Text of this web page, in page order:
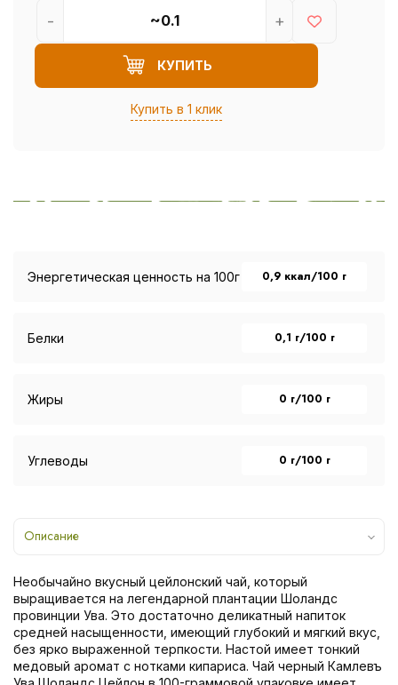
КУПИТЬ
Купить в 1 клик
- +
Энергетическая ценность на 100г 0,9 ккал/100 г
Белки 0,1 г/100 г
Жиры 0 г/100 г
Углеводы 0 г/100 г
Описание
Необычайно вкусный цейлонский чай, который
выращивается на легендарной плантации Шоландс
провинции Ува. Это достаточно деликатный напиток
средней насыщенности, имеющий глубокий и мягкий вкус,
без ярко выраженной терпкости. Настой имеет тонкий
медовый аромат с нотками кипариса. Чай черный Камлевъ